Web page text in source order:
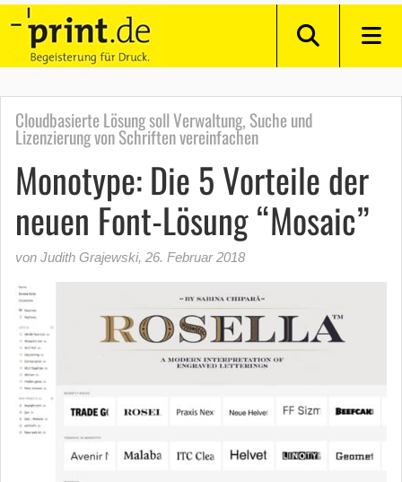
Cloudbasierte Lösung soll Verwaltung, Suche und
Lizenzierung von Schriften vereinfachen
Monotype: Die 5 Vorteile der
neuen Font-Lösung “Mosaic”
von Judith Grajewski, 26. Februar 2018